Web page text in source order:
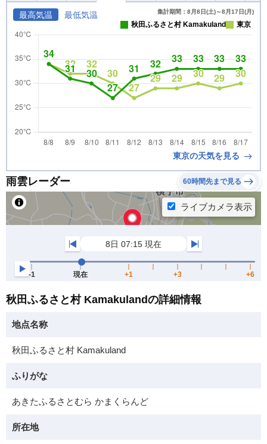
最高気温 最低気温 集計期間：8月8日(土)～8月17日(月)
秋田ふるさと村 Kamakuland 東京
東京の天気を見る
雨雲レーダー 60時間先まで見る
秋田ふるさと村 Kamakulandの詳細情報
地点名称
秋田ふるさと村 Kamakuland
ふりがな
あきたふるさとむら かまくらんど
所在地